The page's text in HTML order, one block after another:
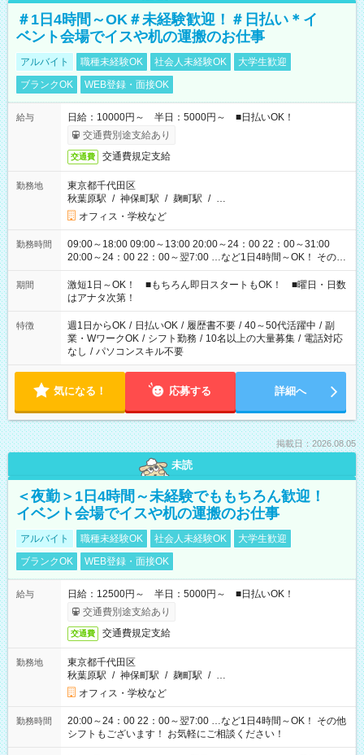
＃1日4時間～OK＃未経験歓迎！＃日払い＊イ
ベント会場でイスや机の運搬のお仕事
アルバイト 職種未経験OK 社会人未経験OK
大学生歓迎
ブランクOK
WEB登録・面接OK
給与
日給：10000円～ 半日：5000円～ ■日払いOK！
交通費別途支給あり
交通費 交通費規定支給
勤務地
東京都千代田区
秋葉原駅 / 神保町駅 / 麹町駅 / …
オフィス・学校など
勤務時間
09:00～18:00 09:00～13:00 20:00～24：00 22：00～31:00
20:00～24：00 22：00～翌7:00 …など1日4時間～OK！ その他
シフトもございます！ お気軽にご相談ください！
期間
激短1日～OK！ ■もちろん即日スタートもOK！ ■曜日・日数
はアナタ次第！
特徴 週1日からOK / 日払いOK / 履歴書不要 / 40～50代活躍中 / 副
業・WワークOK / シフト勤務 / 10名以上の大量募集 / 電話対応
なし / パソコンスキル不要
気になる！ 応募する 詳細へ
掲載日：2026.08.05
未読
＜夜勤＞1日4時間～未経験でももちろん歓迎！
イベント会場でイスや机の運搬のお仕事
アルバイト 職種未経験OK 社会人未経験OK
大学生歓迎
ブランクOK
WEB登録・面接OK
給与
日給：12500円～ 半日：5000円～ ■日払いOK！
交通費別途支給あり
交通費 交通費規定支給
勤務地
東京都千代田区
秋葉原駅 / 神保町駅 / 麹町駅 / …
オフィス・学校など
勤務時間
20:00～24：00 22：00～翌7:00 …など1日4時間～OK！ その他
シフトもございます！ お気軽にご相談ください！